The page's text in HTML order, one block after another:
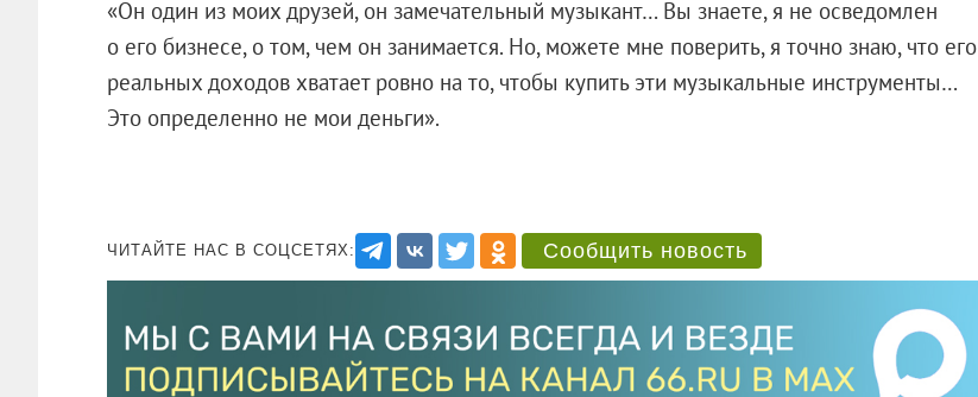
«Он один из моих друзей, он замечательный музыкант… Вы знаете, я не осведомлен
о его бизнесе, о том, чем он занимается. Но, можете мне поверить, я точно знаю, что его
реальных доходов хватает ровно на то, чтобы купить эти музыкальные инструменты…
Это определенно не мои деньги».
ЧИТАЙТЕ НАС В СОЦСЕТЯХ: Сообщить новость